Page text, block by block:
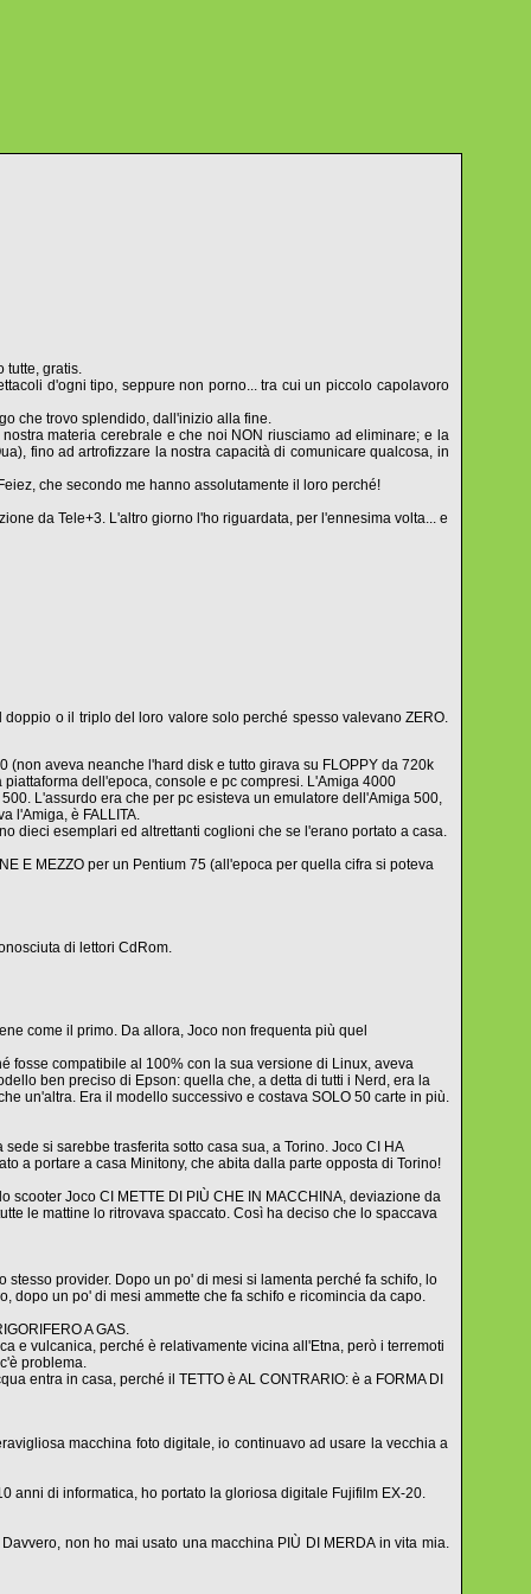
tutte, gratis.
d'ogni tipo, seppure non porno... tra cui un piccolo capolavoro
che trovo splendido, dall'inizio alla fine.
materia cerebrale e che noi NON riusciamo ad eliminare; e la
fino ad artrofizzare la nostra capacità di comunicare qualcosa, in
che secondo me hanno assolutamente il loro perché!
da Tele+3. L'altro giorno l'ho riguardata, per l'ennesima volta... e
o il triplo del loro valore solo perché spesso valevano ZERO.
aveva neanche l'hard disk e tutto girava su FLOPPY da 720k
dell'epoca, console e pc compresi. L'Amiga 4000
L'assurdo era che per pc esisteva un emulatore dell'Amiga 500,
l'Amiga, è FALLITA.
dieci esemplari ed altrettanti coglioni che se l'erano portato a casa.
E MEZZO per un Pentium 75 (all'epoca per quella cifra si poteva
di lettori CdRom.
come il primo. Da allora, Joco non frequenta più quel
fosse compatibile al 100% con la sua versione di Linux, aveva
ben preciso di Epson: quella che, a detta di tutti i Nerd, era la
un'altra. Era il modello successivo e costava SOLO 50 carte in più.
si sarebbe trasferita sotto casa sua, a Torino. Joco CI HA
a portare a casa Minitony, che abita dalla parte opposta di Torino!
scooter Joco CI METTE DI PIÙ CHE IN MACCHINA, deviazione da
le mattine lo ritrovava spaccato. Così ha deciso che lo spaccava
provider. Dopo un po' di mesi si lamenta perché fa schifo, lo
dopo un po' di mesi ammette che fa schifo e ricomincia da capo.
A GAS.
e vulcanica, perché è relativamente vicina all'Etna, però i terremoti
problema.
entra in casa, perché il TETTO è AL CONTRARIO: è a FORMA DI
macchina foto digitale, io continuavo ad usare la vecchia a
anni di informatica, ho portato la gloriosa digitale Fujifilm EX-20.
non ho mai usato una macchina PIÙ DI MERDA in vita mia.